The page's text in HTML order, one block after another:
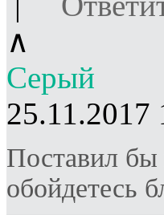
∧
Серый
25.11.2017
Поставил бы
обойдетесь